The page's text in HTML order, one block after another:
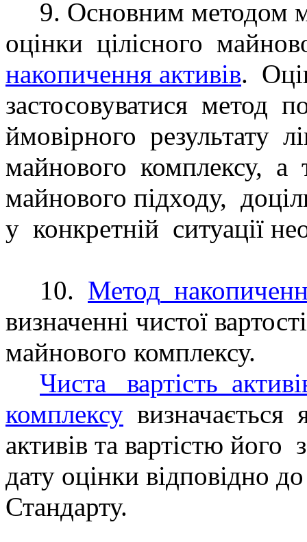
9. Основним методом
оцінки цілісного
накопичення активів.
застосовуватися метод
ймовірного результату
майнового комплексу, а
майнового підходу,
у конкретній ситуації
10. Метод
визначенні чистої
майнового комплексу.
Чиста
вартість
комплексу визначається
активів та вартістю його
дату оцінки відповідно
Стандарту.